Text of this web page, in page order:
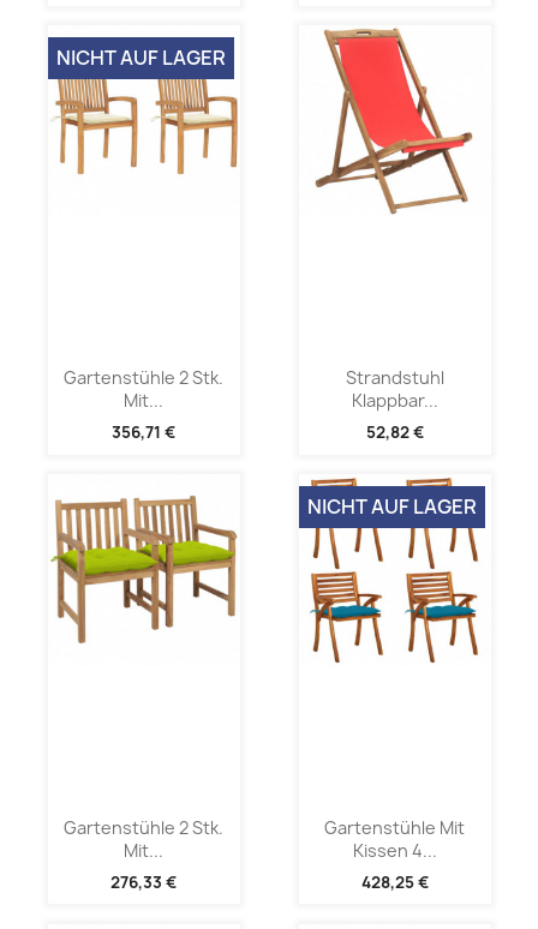
Gartenstühle 2 Stk.
Mit...
356,71 €
NICHT AUF LAGER
Strandstuhl
Klappbar...
52,82 €
Gartenstühle 2 Stk.
Mit...
276,33 €
Gartenstühle Mit
Kissen 4...
428,25 €
NICHT AUF LAGER